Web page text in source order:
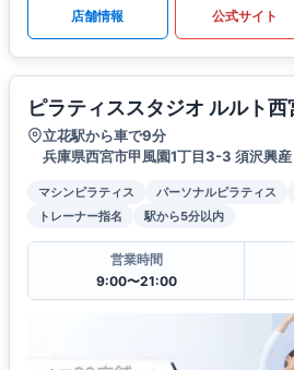
店舗情報 公式サイト
ピラティススタジオ ルルト西
立花駅から車で9分
兵庫県西宮市甲風園1丁目3-3 須沢興
マシンピラティス パーソナルピラティス
トレーナー指名
駅から5分以内
営業時間
9:00〜21:00